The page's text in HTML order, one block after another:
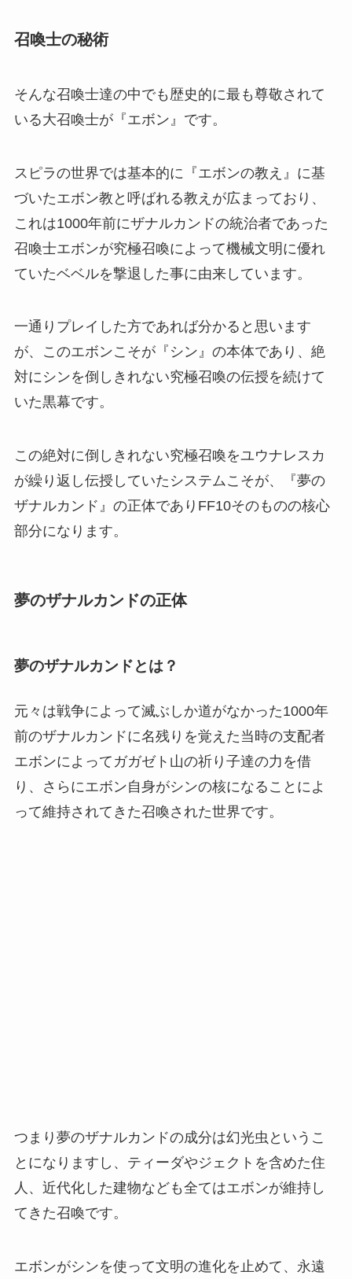
召喚士の秘術
そんな召喚士達の中でも歴史的に最も尊敬されて
いる大召喚士が『エボン』です。
スピラの世界では基本的に『エボンの教え』に基
づいたエボン教と呼ばれる教えが広まっており、
これは1000年前にザナルカンドの統治者であった
召喚士エボンが究極召喚によって機械文明に優れ
ていたベベルを撃退した事に由来しています。
一通りプレイした方であれば分かると思います
が、このエボンこそが『シン』の本体であり、絶
対にシンを倒しきれない究極召喚の伝授を続けて
いた黒幕です。
この絶対に倒しきれない究極召喚をユウナレスカ
が繰り返し伝授していたシステムこそが、『夢の
ザナルカンド』の正体でありFF10そのものの核心
部分になります。
夢のザナルカンドの正体
夢のザナルカンドとは？
元々は戦争によって滅ぶしか道がなかった1000年
前のザナルカンドに名残りを覚えた当時の支配者
エボンによってガガゼト山の祈り子達の力を借
り、さらにエボン自身がシンの核になることによ
って維持されてきた召喚された世界です。
つまり夢のザナルカンドの成分は幻光虫というこ
とになりますし、ティーダやジェクトを含めた住
人、近代化した建物なども全てはエボンが維持し
てきた召喚です。
エボンがシンを使って文明の進化を止めて、永遠